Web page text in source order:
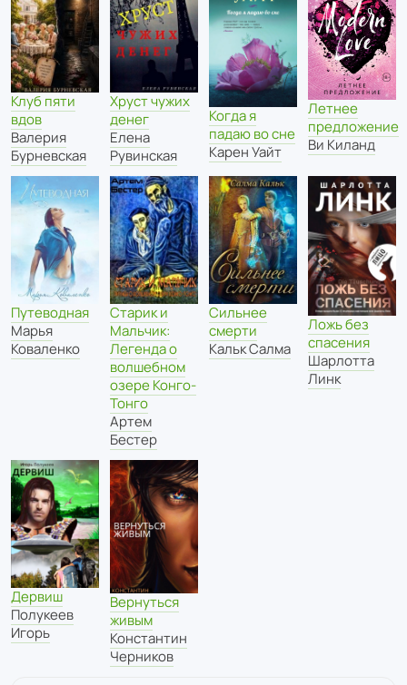
Клуб пяти
вдов
Валерия
Бурневская
Хруст чужих
денег
Елена
Рувинская
Когда я
падаю во сне
Карен Уайт
Летнее
предложение
Ви Киланд
Путеводная
Марья
Коваленко
Старик и
Мальчик:
Легенда о
волшебном
озере Конго-
Тонго
Артем
Бестер
Сильнее
смерти
Кальк Салма
Ложь без
спасения
Шарлотта
Линк
Дервиш
Полукеев
Игорь
Вернуться
живым
Константин
Черников